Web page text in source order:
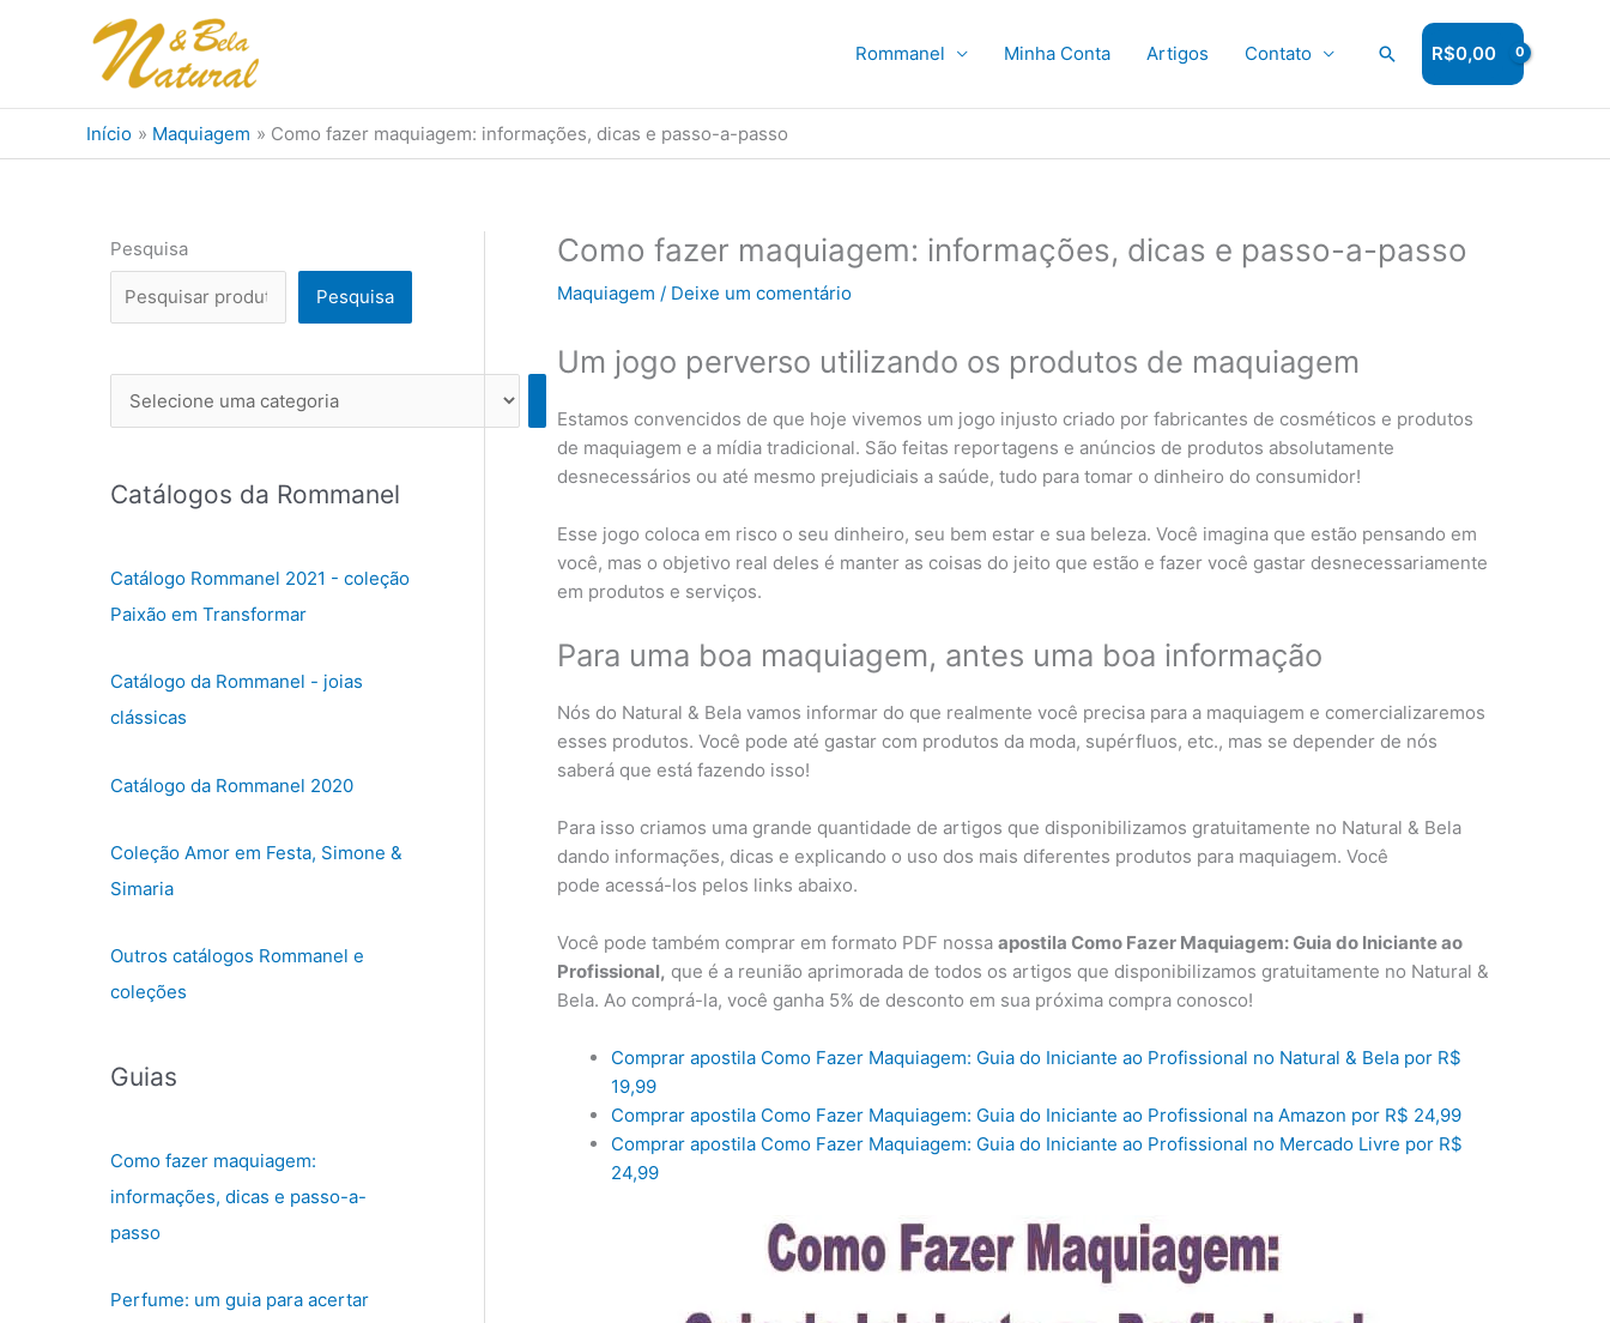
Rommanel Minha Conta Artigos Contato Pesquisar
R$0,00
Início Maquiagem Como fazer maquiagem: informações, dicas e passo-a-passo
Pesquisa
Pesquisa
c
n
e
c
t
g
o
i
Catálogos da Rommanel
Catálogo Rommanel 2021 - coleção
Paixão em Transformar
Catálogo da Rommanel - joias
clássicas
Catálogo da Rommanel 2020
Coleção Amor em Festa, Simone &
Simaria
Outros catálogos Rommanel e
coleções
Guias
Como fazer maquiagem:
informações, dicas e passo-a-
passo
Perfume: um guia para acertar
Como fazer maquiagem: informações, dicas e passo-a-passo
Maquiagem / Deixe um comentário
Um jogo perverso utilizando os produtos de maquiagem
Estamos convencidos de que hoje vivemos um jogo injusto criado por fabricantes de cosméticos e produtos
de maquiagem e a mídia tradicional. São feitas reportagens e anúncios de produtos absolutamente
desnecessários ou até mesmo prejudiciais a saúde, tudo para tomar o dinheiro do consumidor!
Esse jogo coloca em risco o seu dinheiro, seu bem estar e sua beleza. Você imagina que estão pensando em
você, mas o objetivo real deles é manter as coisas do jeito que estão e fazer você gastar desnecessariamente
em produtos e serviços.
Para uma boa maquiagem, antes uma boa informação
Nós do Natural & Bela vamos informar do que realmente você precisa para a maquiagem e comercializaremos
esses produtos. Você pode até gastar com produtos da moda, supérfluos, etc., mas se depender de nós
saberá que está fazendo isso!
Para isso criamos uma grande quantidade de artigos que disponibilizamos gratuitamente no Natural & Bela
dando informações, dicas e explicando o uso dos mais diferentes produtos para maquiagem. Você
pode acessá-los pelos links abaixo.
Você pode também comprar em formato PDF nossaapostila Como Fazer Maquiagem: Guia do Iniciante ao
Profissional, que é a reunião aprimorada de todos os artigos que disponibilizamos gratuitamente no Natural &
Bela. Ao comprá-la, você ganha 5% de desconto em sua próxima compra conosco!
Comprar apostila Como Fazer Maquiagem: Guia do Iniciante ao Profissional no Natural & Bela por R$
19,99
Comprar apostila Como Fazer Maquiagem: Guia do Iniciante ao Profissional na Amazon por R$ 24,99
Comprar apostila Como Fazer Maquiagem: Guia do Iniciante ao Profissional no Mercado Livre por R$
24,99